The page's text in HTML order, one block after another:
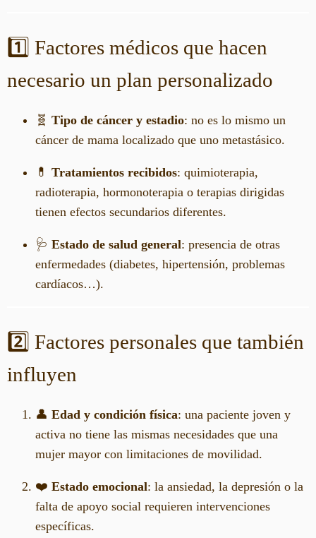
1️⃣ Factores médicos que hacen
necesario un plan personalizado
🧬 Tipo de cáncer y estadio: no es lo mismo un
cáncer de mama localizado que uno metastásico.
💊 Tratamientos recibidos: quimioterapia,
radioterapia, hormonoterapia o terapias dirigidas
tienen efectos secundarios diferentes.
🩺 Estado de salud general: presencia de otras
enfermedades (diabetes, hipertensión, problemas
cardíacos…).
2️⃣ Factores personales que también
influyen
👤 Edad y condición física: una paciente joven y
activa no tiene las mismas necesidades que una
mujer mayor con limitaciones de movilidad.
❤️ Estado emocional: la ansiedad, la depresión o la
falta de apoyo social requieren intervenciones
específicas.